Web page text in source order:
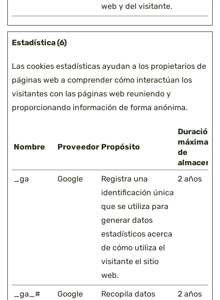
web y del visitante.
Estadística (6)
Las cookies estadísticas ayudan a los propietarios de
páginas web a comprender cómo interactúan los
visitantes con las páginas web reuniendo y
proporcionando información de forma anónima.
Nombre Proveedor Propósito
Duración
máxima
de
_ga
Google
Registra una
identificación única
que se utiliza para
generar datos
estadísticos acerca
de cómo utiliza el
visitante el sitio
web.
2 años
_ga_# Google
Recopila datos
2 años